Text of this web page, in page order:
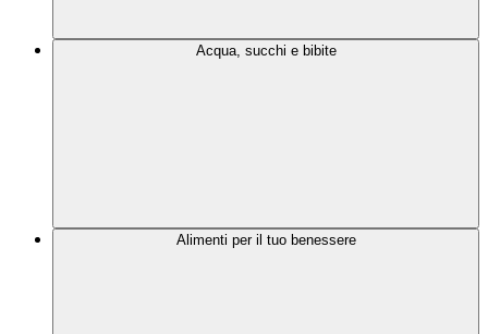
Acqua, succhi e bibite
Alimenti per il tuo benessere